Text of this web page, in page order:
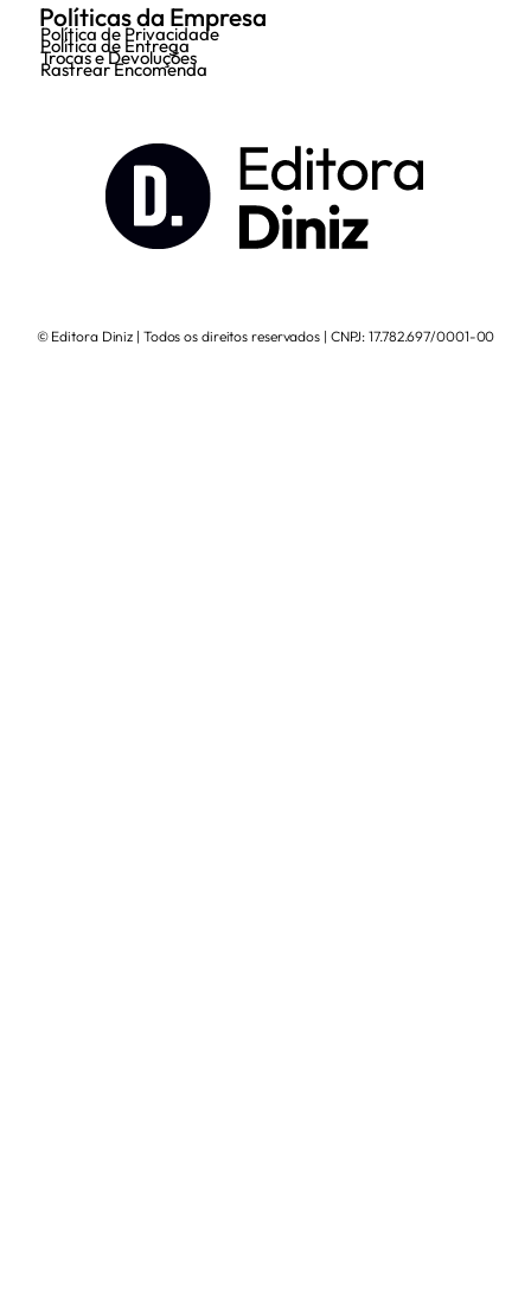
Políticas da Empresa
Política de Privacidade
Política de Entrega
Trocas e Devoluções
Rastrear Encomenda
© Editora Diniz | Todos os direitos reservados | CNPJ: 17.782.697/0001-00